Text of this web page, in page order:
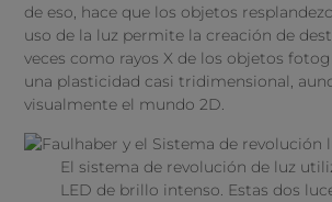
de eso, hace que los objetos
uso de la luz permite la creación de
veces como rayos X de los objetos
una plasticidad casi tridimensional,
visualmente el mundo 2D.
El sistema de revolución de luz
LED de brillo intenso. Estas dos